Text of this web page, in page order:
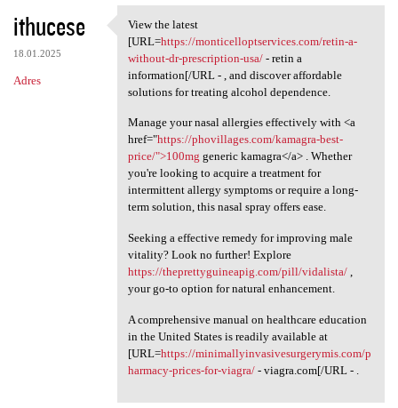
K
o
m
e
ithucese
18.01.2025
Adres
View the latest [URL=https:/
View the latest
[URL=https://monticelloptservices.com/retin-a-
without-dr-prescription-usa/- retin a
information[/URL - , and discover affordable
solutions for treating alcohol dependence.
Manage your nasal allergies effectively with <a
href="https://phovillages.com/kamagra-best-
price/">100mg generic kamagra</a> . Whether
you're looking to acquire a treatment for
intermittent allergy symptoms or require a long-
term solution, this nasal spray offers ease.
Seeking a effective remedy for improving male
vitality? Look no further! Explore
https://theprettyguineapig.com/pill/vidalista/,
your go-to option for natural enhancement.
A comprehensive manual on healthcare education
in the United States is readily available at
[URL=https://minimallyinvasivesurgerymis.com/p
harmacy-prices-for-viagra/- viagra.com[/URL - .